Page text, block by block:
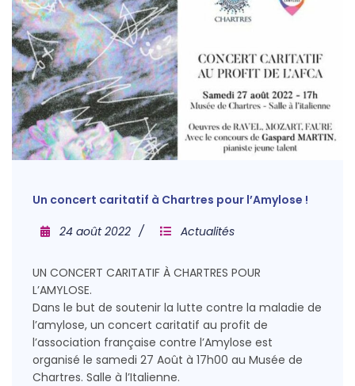
Un concert caritatif à Chartres pour l’Amylose !
24 août 2022
Actualités
UN CONCERT CARITATIF À CHARTRES POUR
L’AMYLOSE.
Dans le but de soutenir la lutte contre la maladie de
l’amylose, un concert caritatif au profit de
l’association française contre l’Amylose est
organisé le samedi 27 Août à 17h00 au Musée de
Chartres. Salle à l’Italienne.